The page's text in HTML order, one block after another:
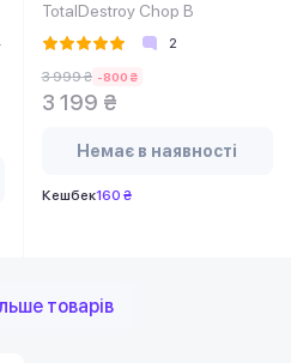
TotalDestroy Chop B
2
3 999 ₴ -800 ₴
3 199 ₴
Немає в наявності
Кешбек160 ₴
товарів